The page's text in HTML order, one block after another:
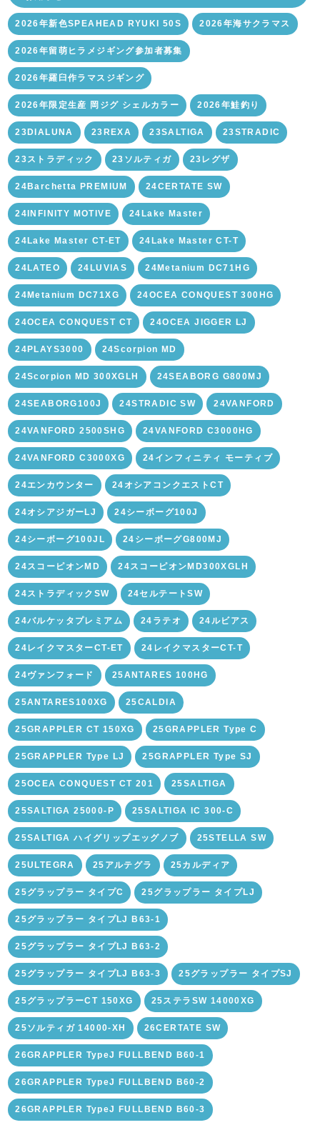
2026年新色SPEAHEAD RYUKI 50S 2026年海サクラマス
2026年留萌ヒラメジギング参加者募集
2026年羅臼作ラマスジギング
2026年限定生産 岡ジグ シェルカラー 2026年鮭釣り
23DIALUNA 23REXA 23SALTIGA 23STRADIC
23ストラディック 23ソルティガ 23レグザ
24Barchetta PREMIUM 24CERTATE SW
24INFINITY MOTIVE 24Lake Master
24Lake Master CT-ET 24Lake Master CT-T
24LATEO 24LUVIAS 24Metanium DC71HG
24Metanium DC71XG 24OCEA CONQUEST 300HG
24OCEA CONQUEST CT 24OCEA JIGGER LJ
24PLAYS3000 24Scorpion MD
24Scorpion MD 300XGLH 24SEABORG G800MJ
24SEABORG100J 24STRADIC SW 24VANFORD
24VANFORD 2500SHG 24VANFORD C3000HG
24VANFORD C3000XG 24インフィニティ モーティブ
24エンカウンター 24オシアコンクエストCT
24オシアジガーLJ 24シーボーグ100J
24シーボーグ100JL 24シーボーグG800MJ
24スコーピオンMD 24スコーピオンMD300XGLH
24ストラディックSW 24セルテートSW
24バルケッタプレミアム 24ラテオ 24ルビアス
24レイクマスターCT-ET 24レイクマスターCT-T
24ヴァンフォード 25ANTARES 100HG
25ANTARES100XG 25CALDIA
25GRAPPLER CT 150XG 25GRAPPLER Type C
25GRAPPLER Type LJ 25GRAPPLER Type SJ
25OCEA CONQUEST CT 201 25SALTIGA
25SALTIGA 25000-P 25SALTIGA IC 300-C
25SALTIGA ハイグリップエッグノブ 25STELLA SW
25ULTEGRA 25アルテグラ 25カルディア
25グラップラー タイプC 25グラップラー タイプLJ
25グラップラー タイプLJ B63-1
25グラップラー タイプLJ B63-2
25グラップラー タイプLJ B63-3 25グラップラー タイプSJ
25グラップラーCT 150XG 25ステラSW 14000XG
25ソルティガ 14000-XH 26CERTATE SW
26GRAPPLER TypeJ FULLBEND B60-1
26GRAPPLER TypeJ FULLBEND B60-2
26GRAPPLER TypeJ FULLBEND B60-3